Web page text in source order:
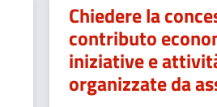
Chiedere la
contributo
iniziative e
organizzate da